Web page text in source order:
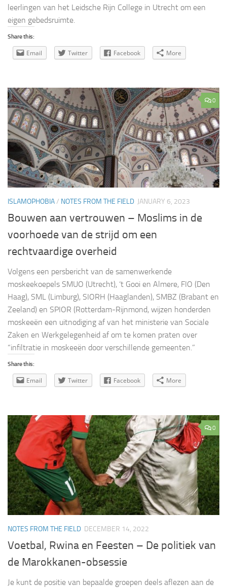
leerlingen van het Leidsche Rijn College in Utrecht om een
eigen gebedsruimte.
Share this:
Email Twitter Facebook More
0
ISLAMOPHOBIA/ NOTES FROM THE FIELD JANUARY 6, 2023
Bouwen aan vertrouwen – Moslims in de
voorhoede van de strijd om een
rechtvaardige overheid
Volgens een persbericht van de samenwerkende
moskeekoepels SMUO (Utrecht), ‘t Gooi en Almere, FIO (Den
Haag), SML (Limburg), SIORH (Haaglanden), SMBZ (Brabant en
Zeeland) en SPIOR (Rotterdam-Rijnmond, wijzen honderden
moskeeën een uitnodiging af van het ministerie van Sociale
Zaken en Werkgelegenheid af om te komen praten over
“infiltratie in moskeeën door verschillende gemeenten.”
Share this:
Email Twitter Facebook More
0
NOTES FROM THE FIELD DECEMBER 14, 2022
Voetbal, Rwina en Feesten – De politiek van
de Marokkanen-obsessie
Je kunt de positie van bepaalde groepen deels aflezen aan de